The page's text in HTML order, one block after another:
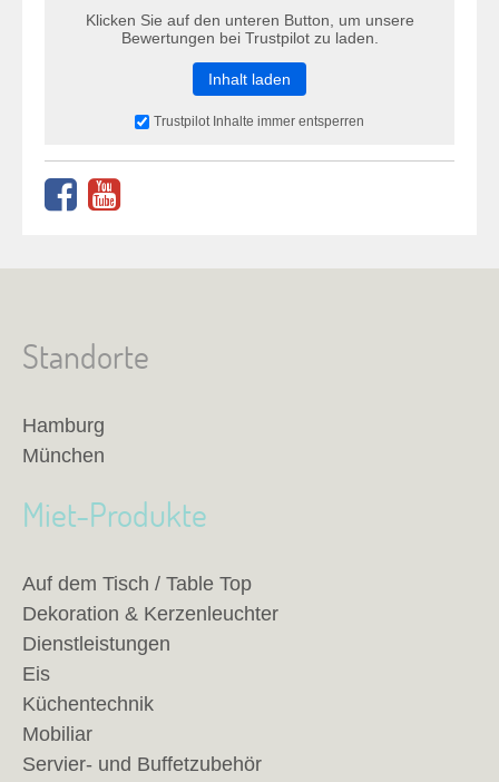
Klicken Sie auf den unteren Button, um unsere
Bewertungen bei Trustpilot zu laden.
Inhalt laden
Trustpilot Inhalte immer entsperren
Standorte
Hamburg
München
Miet-Produkte
Auf dem Tisch / Table Top
Dekoration & Kerzenleuchter
Dienstleistungen
Eis
Küchentechnik
Mobiliar
Servier- und Buffetzubehör